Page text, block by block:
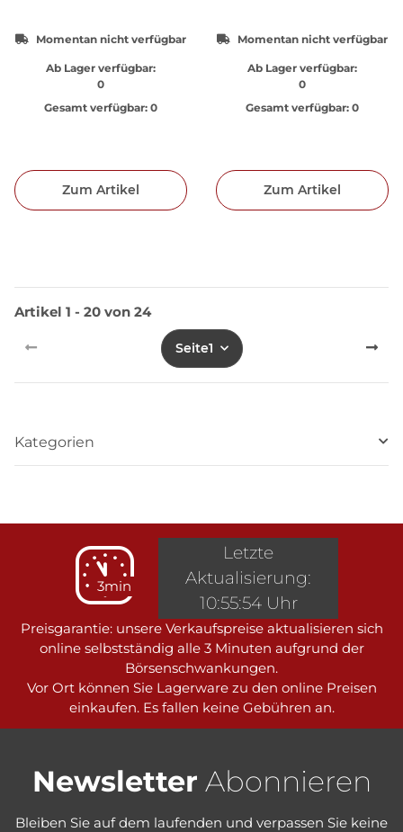
Momentan nicht verfügbar
Ab Lager verfügbar:
0
Gesamt verfügbar: 0
Zum Artikel
Momentan nicht verfügbar
Ab Lager verfügbar:
0
Gesamt verfügbar: 0
Zum Artikel
Artikel 1 - 20 von 24
Seite1
Kategorien
3min
Preisgarantie: unsere Verkaufspreise aktualisieren sich
online selbstständig alle 3 Minuten aufgrund der
Börsenschwankungen.
Vor Ort können Sie Lagerware zu den online Preisen
einkaufen. Es fallen keine Gebühren an.
Letzte
Aktualisierung:
10:55:54 Uhr
Newsletter Abonnieren
Bleiben Sie auf dem laufenden und verpassen Sie keine